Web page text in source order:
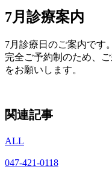
7月診療案内
7月診療日のご案内です。
完全ご予約制のため、
をお願いします。
関連記事
ALL
047-421-0118